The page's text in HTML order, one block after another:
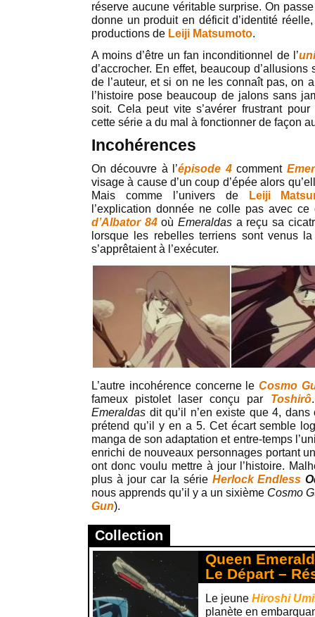
réserve aucune véritable surprise. On
donne un produit en déficit d’identité
productions de Leiji Matsumoto.
A moins d’être un fan inconditionnel de l’
d’accrocher. En effet, beaucoup
de l’auteur, et si on ne les connaît pas, on
l’histoire pose beaucoup de jalons sans
soit. Cela peut vite s’avérer frustrant
cette série a du mal à fonctionner de façon
Incohérences
On découvre à l’épisode 4comment
visage à cause d’un coup d’épée alors
Mais comme l’univers de
Leiji
l’explication donnée ne colle pas avec
d’Albator 84oùEmeraldas a reçu sa
lorsque les rebelles terriens sont venus
s’apprêtaient à l’exécuter.
L’autre incohérence concerne leCosmo
fameux pistolet laser conçu par Toshirô
Emeraldas dit qu’il n’en existe que 4,
prétend qu’il y en a 5. Cet écart semble
manga de son adaptation et entre-temps
enrichi de nouveaux personnages portant
ont donc voulu mettre à jour l’histoire.
plus à jour car la série Herlock Endless
nous apprends qu’il y a un sixième Cosmo
Gun).
Collection
Queen
Le Départ –
Le jeune Hiroshi
planète en